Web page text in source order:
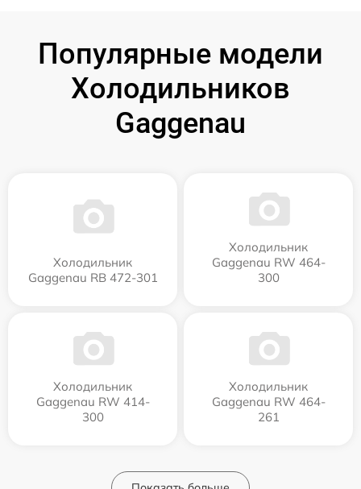
Популярные модели
Холодильников
Gaggenau
Холодильник
Gaggenau RB 472-301
Холодильник
Gaggenau RW 464-
300
Холодильник
Gaggenau RW 414-
300
Холодильник
Gaggenau RW 464-
261